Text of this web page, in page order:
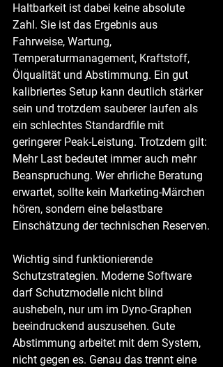
Haltbarkeit ist dabei keine absolute
Zahl. Sie ist das Ergebnis aus
Fahrweise, Wartung,
Temperaturmanagement, Kraftstoff,
Ölqualität und Abstimmung. Ein gut
kalibriertes Setup kann deutlich stärker
sein und trotzdem sauberer laufen als
ein schlechtes Standardfile mit
geringerer Peak-Leistung. Trotzdem gilt:
Mehr Last bedeutet immer auch mehr
Beanspruchung. Wer ehrliche Beratung
erwartet, sollte kein Marketing-Märchen
hören, sondern eine belastbare
Einschätzung der technischen Reserven.
Wichtig sind funktionierende
Schutzstrategien. Moderne Software
darf Schutzmodelle nicht blind
aushebeln, nur um im Dyno-Graphen
beeindruckend auszusehen. Gute
Abstimmung arbeitet mit dem System,
nicht gegen es. Genau das trennt eine